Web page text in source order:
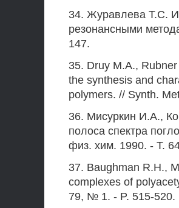
34. Журавлева Т.С.
резонансными
147.
35. Druy М.А., Rubner
the synthesis and
polymers. // Synth.
36. Мисуркин И.А.,
полоса спектра
физ. хим. 1990. - Т.
37. Baughman R.H.,
complexes of
79, № 1. - P. 515-520.